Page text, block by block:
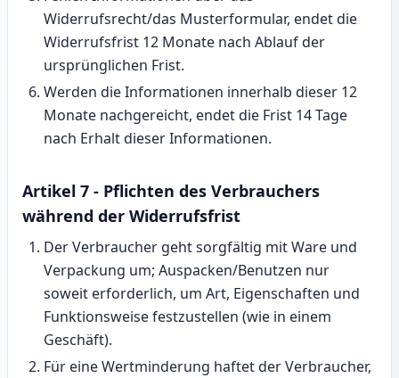
Widerrufsrecht/das Musterformular, endet die
Widerrufsfrist 12 Monate nach Ablauf der
ursprünglichen Frist.
Werden die Informationen innerhalb dieser 12
Monate nachgereicht, endet die Frist 14 Tage
nach Erhalt dieser Informationen.
Artikel 7 - Pflichten des Verbrauchers
während der Widerrufsfrist
Der Verbraucher geht sorgfältig mit Ware und
Verpackung um; Auspacken/Benutzen nur
soweit erforderlich, um Art, Eigenschaften und
Funktionsweise festzustellen (wie in einem
Geschäft).
Für eine Wertminderung haftet der Verbraucher,